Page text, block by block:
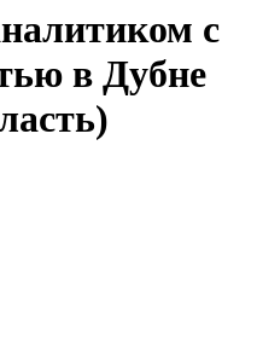
с
в Дубне